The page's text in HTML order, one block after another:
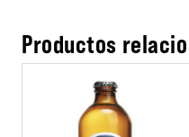
Productos